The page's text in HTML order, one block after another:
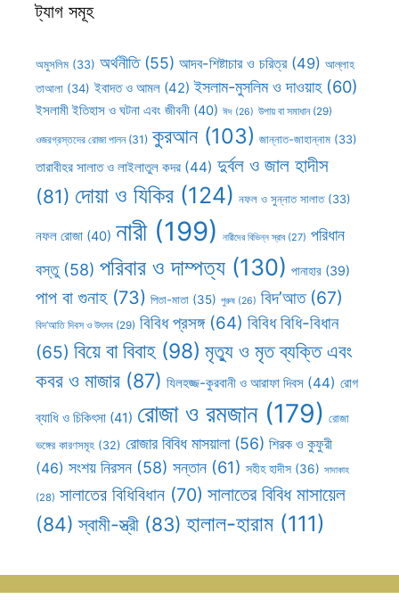
ট্যাগ সমূহ
অমুসলিম (33) অর্থনীতি(55) আদব-শিষ্টাচার ও চরিত্র(49) আল্লাহ
তাআলা (34) ইবাদত ও আমল (42) ইসলাম-মুসলিম ও দাওয়াহ(60)
ইসলামী ইতিহাস ও ঘটনা এবং জীবনী (40) ঈদ (26) উপায় বা সমাধান(29)
ওজরগ্রস্তদের রোজা পালন(31) কুরআন(103) জান্নাত-জাহান্নাম (33)
তারাবীহর সালাত ও লাইলাতুল কদর (44) দুর্বল ও জাল হাদীস
(81) দোয়া ও যিকির (124) নফল ও সুন্নাত সালাত(33)
নফল রোজা (40) নারী(199) নারীদের বিভিন্ন স্রাব(27) পরিধান
বস্তু(58) পরিবার ও দাম্পত্য (130) পানাহার (39)
পাপ বা গুনাহ(73) পিতা-মাতা (35) পুরুষ (26) বিদ’আত(67)
বিদ’আতি দিবস ও উৎসব (29) বিবিধ প্রসঙ্গ(64) বিবিধ বিধি-বিধান
(65) বিয়ে বা বিবাহ (98) মৃত্যু ও মৃত ব্যক্তি এবং
কবর ও মাজার (87) যিলহজ্জ-কুরবানী ও আরাফা দিবস (44) রোগ
ব্যাধি ও চিকিৎসা (41) রোজা ও রমজান(179) রোজা
ভঙ্গের কারণসমূহ (32) রোজার বিবিধ মাসয়ালা(56) শিরক ও কুফুরী
(46) সংশয় নিরসন (58) সন্তান (61) সহীহ হাদীস (36) সাদাকাহ
(28) সালাতের বিধিবিধান (70) সালাতের বিবিধ মাসায়েল
(84) স্বামী-স্ত্রী (83) হালাল-হারাম (111)